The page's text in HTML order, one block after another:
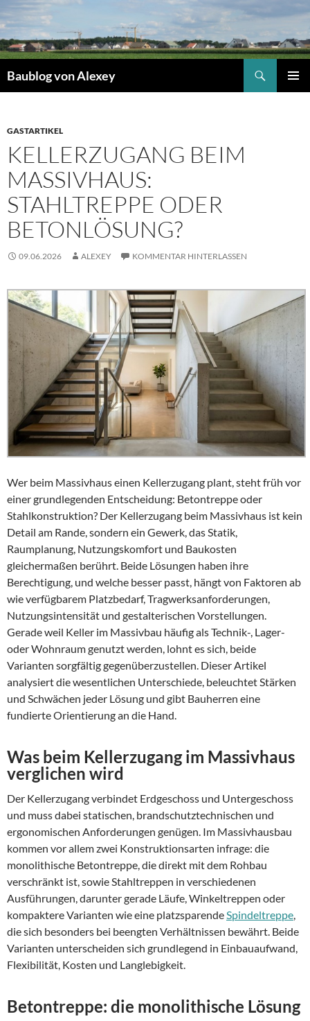
Inhalt
springen
Baublog von Alexey
GASTARTIKEL
KELLERZUGANG BEIM
MASSIVHAUS:
STAHLTREPPE ODER
BETONLÖSUNG?
09.06.2026 ALEXEY KOMMENTAR HINTERLASSEN
Wer beim Massivhaus einen Kellerzugang plant, steht früh vor
einer grundlegenden Entscheidung: Betontreppe oder
Stahlkonstruktion? Der Kellerzugang beim Massivhaus ist kein
Detail am Rande, sondern ein Gewerk, das Statik,
Raumplanung, Nutzungskomfort und Baukosten
gleichermaßen berührt. Beide Lösungen haben ihre
Berechtigung, und welche besser passt, hängt von Faktoren ab
wie verfügbarem Platzbedarf, Tragwerksanforderungen,
Nutzungsintensität und gestalterischen Vorstellungen.
Gerade weil Keller im Massivbau häufig als Technik-, Lager-
oder Wohnraum genutzt werden, lohnt es sich, beide
Varianten sorgfältig gegenüberzustellen. Dieser Artikel
analysiert die wesentlichen Unterschiede, beleuchtet Stärken
und Schwächen jeder Lösung und gibt Bauherren eine
fundierte Orientierung an die Hand.
Was beim Kellerzugang im Massivhaus
verglichen wird
Der Kellerzugang verbindet Erdgeschoss und Untergeschoss
und muss dabei statischen, brandschutztechnischen und
ergonomischen Anforderungen genügen. Im Massivhausbau
kommen vor allem zwei Konstruktionsarten infrage: die
monolithische Betontreppe, die direkt mit dem Rohbau
verschränkt ist, sowie Stahltreppen in verschiedenen
Ausführungen, darunter gerade Läufe, Winkeltreppen oder
kompaktere Varianten wie eine platzsparende Spindeltreppe
die sich besonders bei beengten Verhältnissen bewährt. Beide
Varianten unterscheiden sich grundlegend in Einbauaufwand,
Flexibilität, Kosten und Langlebigkeit.
Betontreppe: die monolithische Lösung